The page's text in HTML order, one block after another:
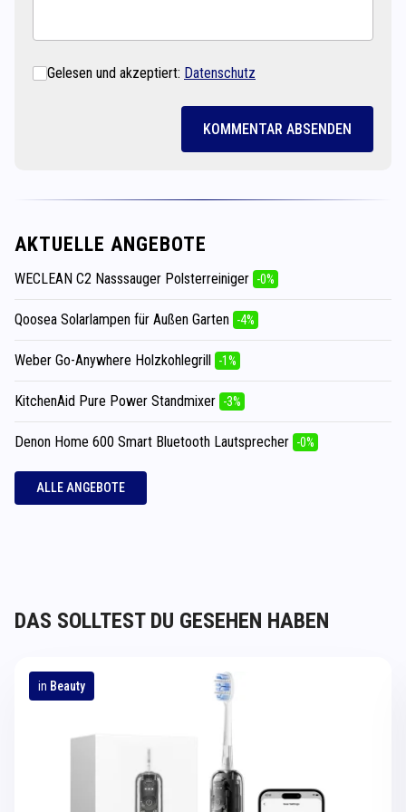
Gelesen und akzeptiert: Datenschutz
KOMMENTAR ABSENDEN
AKTUELLE ANGEBOTE
WECLEAN C2 Nasssauger Polsterreiniger -0%
Qoosea Solarlampen für Außen Garten -4%
Weber Go-Anywhere Holzkohlegrill -1%
KitchenAid Pure Power Standmixer -3%
Denon Home 600 Smart Bluetooth Lautsprecher -0%
ALLE ANGEBOTE
DAS SOLLTEST DU GESEHEN HABEN
in Beauty